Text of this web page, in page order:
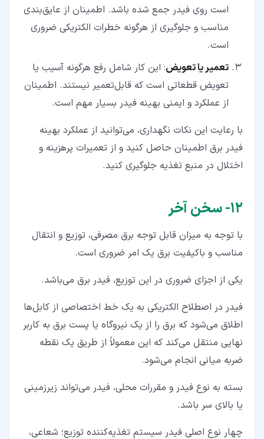
است روی فیدر جمع شده باشد. اطمینان از عایق‌بندی
مناسب و جلوگیری از هرگونه خطرات الکتریکی ضروری
است.
تعمیر یا تعویض: این کار شامل رفع هرگونه آسیب یا
تعویض قطعاتی است که قابل‌تعمیر نیستند. اطمینان
از عملکرد و ایمنی بهینه فیدر بسیار مهم است.
با رعایت این نکات نگهداری، می‌توانید از عملکرد بهینه
فیدر برق اطمینان حاصل کنید و از تعمیرات پرهزینه و
اختلال در منبع تغذیه جلوگیری کنید.
۱۲‏- سخن آخر
با توجه به میزان قابل توجه برق مصرفی، توزیع و انتقال
مناسب و باکیفیت برق یک امر ضروری است.
یکی از اجزای ضروری در این توزیع، فیدر برق می‌باشد.
فیدر در اصطلاح الکتریکی به یک خط اختصاصی از کابل‌ها
اطلاق می‌شود که برق را از یک نیروگاه یا پست برق به کاربر
نهایی منتقل می‌کند که این معمولاً از طریق یک نقطه
ضربه میانی انجام می‌شود.
بسته به نوع فیدر و مقررات محلی، فیدر می‌تواند زیرزمینی
یا بالای سر باشد.
چهار نوع اصلی فیدر سیستم تغذیه‌کننده توزیع؛ شعاعی،